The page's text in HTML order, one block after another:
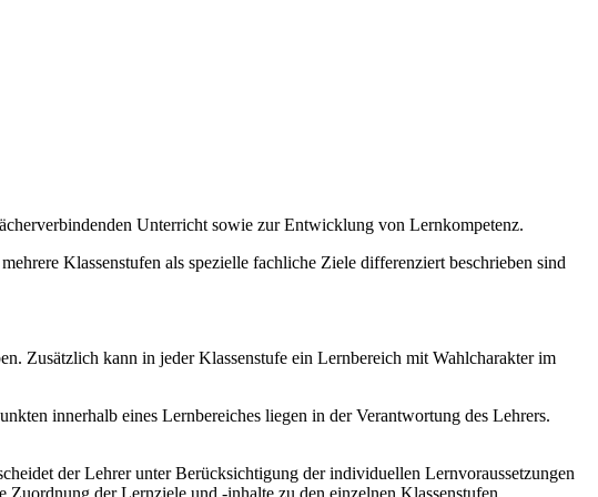
Unterricht sowie zur Entwicklung von Lernkompetenz.
Klassenstufen als spezielle fachliche Ziele differenziert beschrieben sind
Zusätzlich kann in jeder Klassenstufe ein Lernbereich mit Wahlcharakter im
innerhalb eines Lernbereiches liegen in der Verantwortung des Lehrers.
der Lehrer unter Berücksichtigung der individuellen Lernvoraussetzungen